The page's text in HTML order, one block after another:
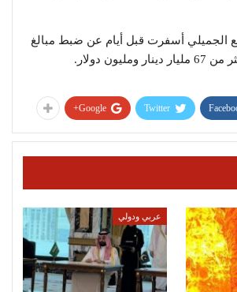
الجميلي أسفرت قبل أيام عن ضبط مبالغ
دولار.
Twitter
Google+
عربي ودولي